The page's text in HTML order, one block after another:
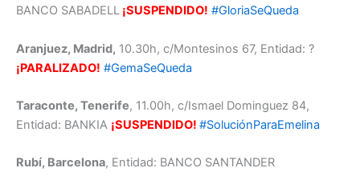
BANCO SABADELL ¡SUSPENDIDO! #GloriaSeQueda
Aranjuez, Madrid, 10.30h, c/Montesinos 67, Entidad: ?
¡PARALIZADO! #GemaSeQueda
Taraconte, Tenerife, 11.00h, c/Ismael Dominguez 84,
Entidad: BANKIA ¡SUSPENDIDO! #SoluciónParaEmelina
Rubí, Barcelona, Entidad: BANCO SANTANDER